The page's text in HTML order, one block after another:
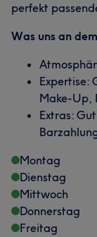
perfekt
Was uns an
Expertise:
Make-Up,
Extras:
Montag
Dienstag
Mittwoch
Donnerstag
Freitag